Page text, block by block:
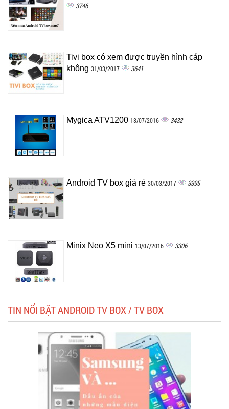
3746
Tivi box có xem được truyền hình cáp
không 31/03/2017 3641
Mygica ATV1200 13/07/2016 3432
Android TV box giá rẻ 30/03/2017 3395
Minix Neo X5 mini 13/07/2016 3306
TIN NỔI BẬT ANDROID TV BOX / TV BOX